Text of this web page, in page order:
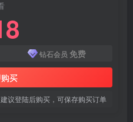
钻石会员 免费
买
议登陆后购买，可保存购买订单